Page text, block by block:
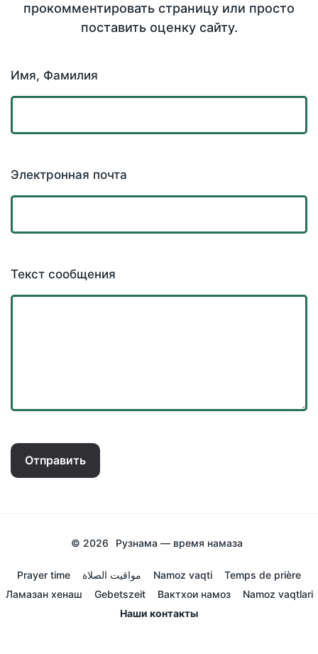
прокомментировать страницу или просто
поставить оценку сайту.
Имя, Фамилия
Электронная почта
Текст сообщения
Отправить
© 2026 Рузнама — время намаза
Prayer time مواقيت الصلاة Namoz vaqti
Temps de prière
Ламазан хенаш
Gebetszeit Вактхои намоз
Namoz vaqtlari
Наши контакты